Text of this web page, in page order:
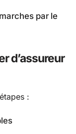
par le
d’assureur
: